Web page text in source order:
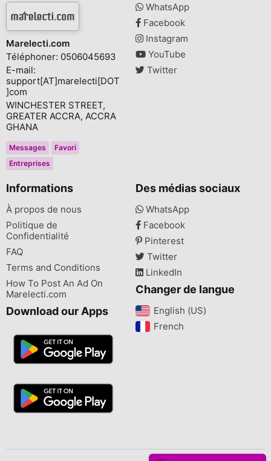
Marelecti.com
Téléphoner: 0506045693
E-mail:
support[AT]marelecti[DOT
]com
WINCHESTER STREET,
GREATER ACCRA, ACCRA
GHANA
Messages
Favori
Entreprises
WhatsApp
Facebook
Instagram
YouTube
Twitter
Informations
À propos de nous
Politique de
Confidentialité
FAQ
Terms and Conditions
How To Post An Ad On
Marelecti.com
Download our Apps
Des médias sociaux
WhatsApp
Facebook
Pinterest
Twitter
LinkedIn
Changer de langue
English (US)‎
French‎